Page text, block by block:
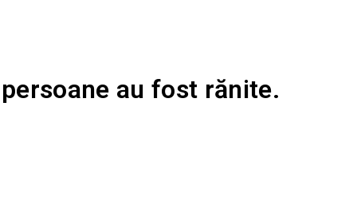
au fost rănite.